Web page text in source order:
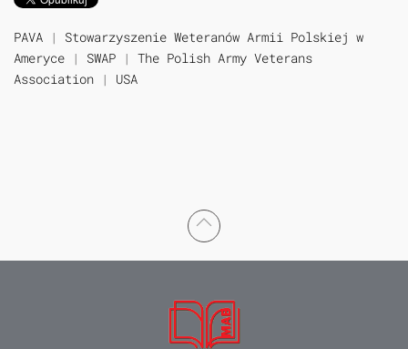
PAVA | Stowarzyszenie Weteranów Armii Polskiej w
Ameryce | SWAP | The Polish Army Veterans
Association | USA